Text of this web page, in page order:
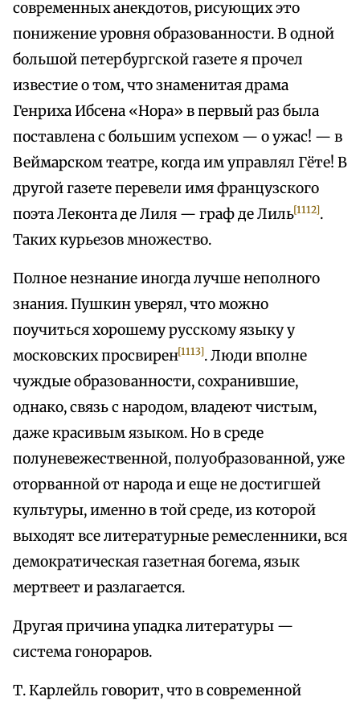
современных анекдотов, рисующих это
понижение уровня образованности. В одной
большой петербургской газете я прочел
известие о том, что знаменитая драма
Генриха Ибсена «Нора» в первый раз была
поставлена с большим успехом — о ужас! — в
Веймарском театре, когда им управлял Гёте! В
другой газете перевели имя французского
поэта Леконта де Лиля — граф де Лиль[1112].
Таких курьезов множество.
Полное незнание иногда лучше неполного
знания. Пушкин уверял, что можно
поучиться хорошему русскому языку у
московских просвирен[1113]. Люди вполне
чуждые образованности, сохранившие,
однако, связь с народом, владеют чистым,
даже красивым языком. Но в среде
полуневежественной, полуобразованной, уже
оторванной от народа и еще не достигшей
культуры, именно в той среде, из которой
выходят все литературные ремесленники, вся
демократическая газетная богема, язык
мертвеет и разлагается.
Другая причина упадка литературы —
система гонораров.
Т. Карлейль говорит, что в современной